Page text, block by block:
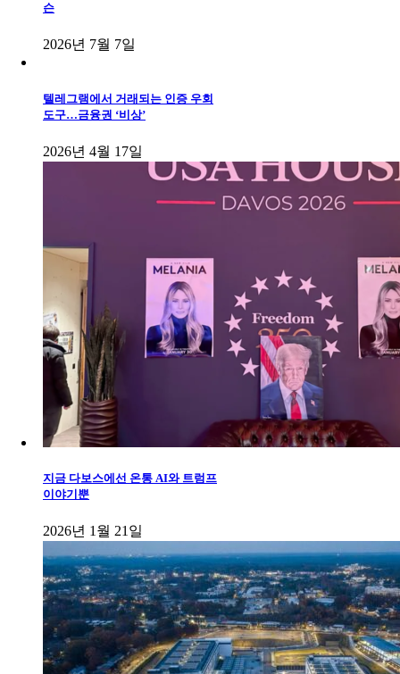
슨
2026년 7월 7일
텔레그램에서 거래되는 인증 우회
도구…금융권 ‘비상’
2026년 4월 17일
지금 다보스에선 온통 AI와 트럼프
이야기뿐
2026년 1월 21일